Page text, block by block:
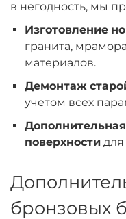
в негодность, мы
Изготовление
гранита,
материалов.
Демонтаж
учетом всех
поверхностидля
бронзовых